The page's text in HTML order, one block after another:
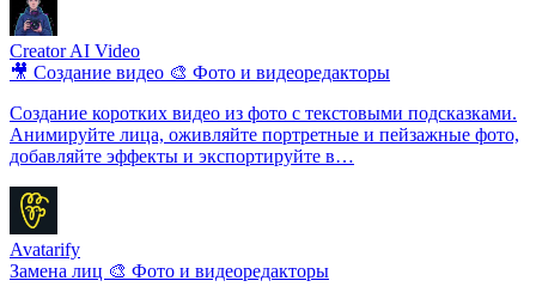
Creator AI Video
🎥 Создание видео 🎨 Фото и видеоредакторы
Создание коротких видео из фото с текстовыми подсказками.
Анимируйте лица, оживляйте портретные и пейзажные фото,
добавляйте эффекты и экспортируйте в…
Avatarify
Замена лиц 🎨 Фото и видеоредакторы